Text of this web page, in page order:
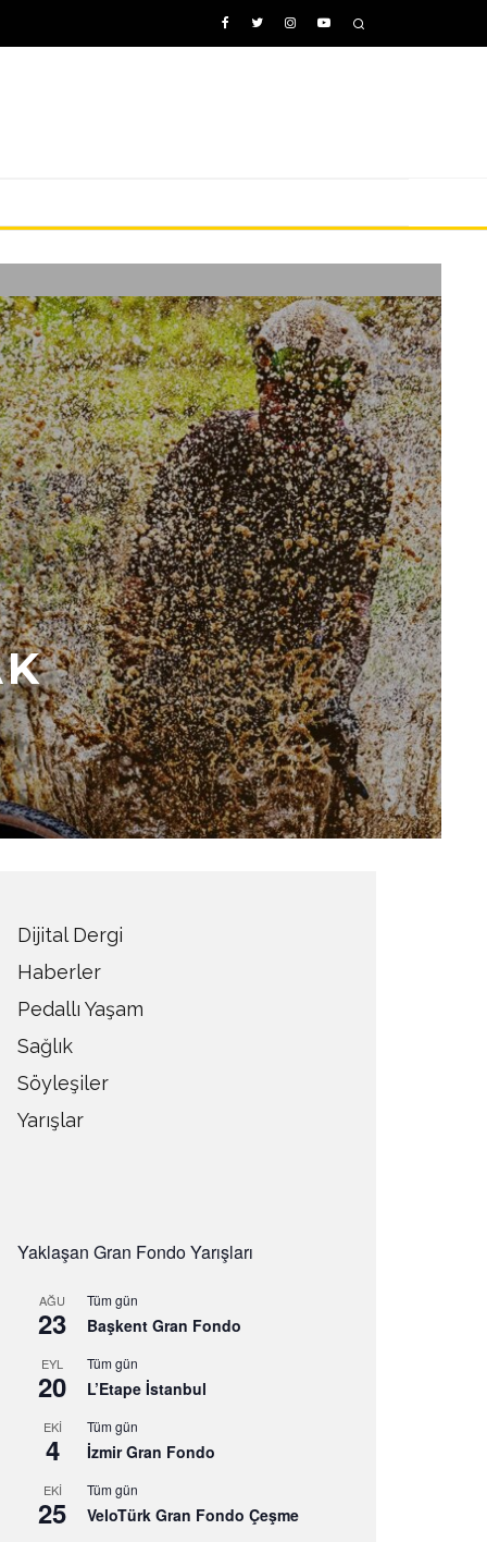
Dijital Dergi
Haberler
Pedallı Yaşam
Sağlık
Söyleşiler
Yarışlar
Yaklaşan Gran Fondo Yarışları
AĞU
23
Tüm gün
Başkent Gran Fondo
EYL
20
Tüm gün
L’Etape İstanbul
EKI
4
Tüm gün
İzmir Gran Fondo
EKI
25
Tüm gün
VeloTürk Gran Fondo Çeşme